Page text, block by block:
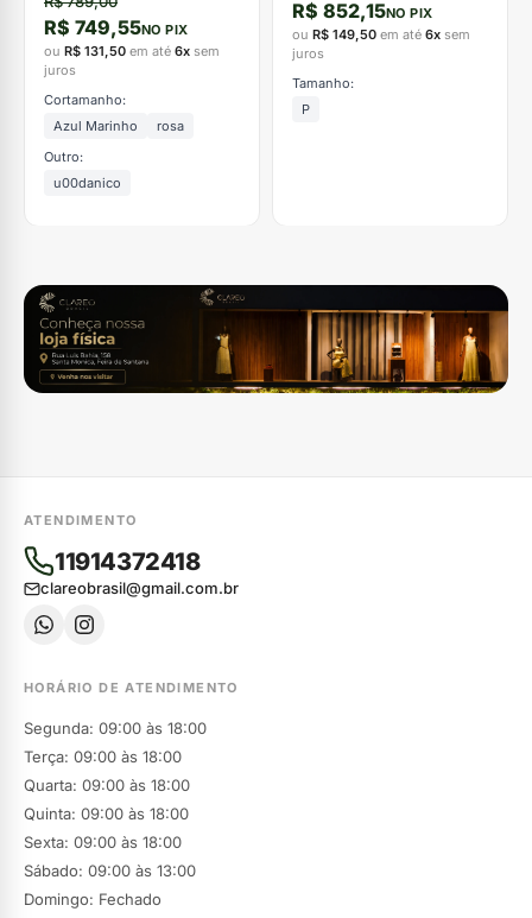
R$ 749,55NO PIX
ou R$ 131,50 em até 6x sem
juros
Cortamanho:
Azul Marinho
rosa
Outro:
u00danico
R$ 852,15NO PIX
ou R$ 149,50 em até 6x sem
juros
Tamanho:
P
ATENDIMENTO
11914372418
clareobrasil@gmail.com.br
HORÁRIO DE ATENDIMENTO
Segunda: 09:00 às 18:00
Terça: 09:00 às 18:00
Quarta: 09:00 às 18:00
Quinta: 09:00 às 18:00
Sexta: 09:00 às 18:00
Sábado: 09:00 às 13:00
Domingo: Fechado